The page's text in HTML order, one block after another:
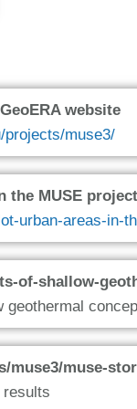
website
projects/muse3/
the MUSE project
urban-areas-in-
of-shallow-
geothermal
muse3/muse-
results